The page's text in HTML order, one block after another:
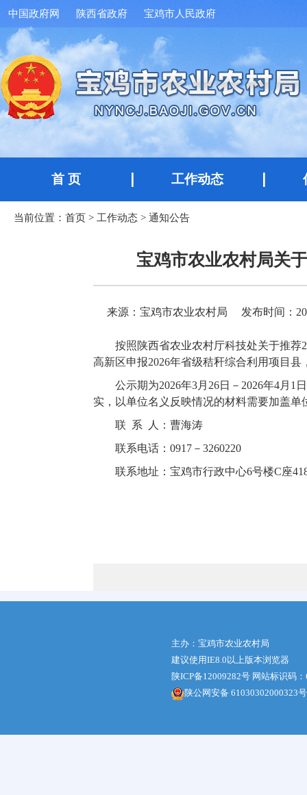
中国政府网 陕西省政府 宝鸡市人民政府
首 页 工作动态
当前位置： 首页 > 工作动态 > 通知公告
宝鸡市农业农村局关
来源：宝鸡市农业农村局 发布时间：
按照陕西省农业农村厅科技处关于推
高新区申报2026年省级秸秆综合利用项目县
公示期为2026年3月26日－2026年4月
实，以单位名义反映情况的材料需要加盖
联 系 人：曹海涛
联系电话：0917－3260220
联系地址：宝鸡市行政中心6号楼C座
主办：宝鸡市农业农村局
建议使用IE8.0以上版本浏览器
陕ICP备12009282号 网站标识码
陕公网安备 61030302000323号